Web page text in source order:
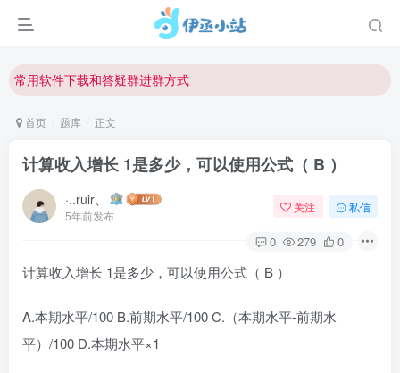
欢迎反馈网站中存在的问题和建议！
常用软件下载和答疑群进群方式
欢迎访问伊丞小站！
首页 题库 正文
计算收入增长 1是多少，可以使用公式（ B ）
·..ruir、
5年前发布
关注 私信
0 279 0
计算收入增长 1是多少，可以使用公式（ B ）
A.本期水平/100 B.前期水平/100 C.（本期水平-前期水
平）/100 D.本期水平×1